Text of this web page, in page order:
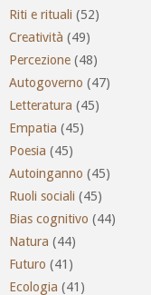
Riti e rituali (52)
Creatività (49)
Percezione (48)
Autogoverno (47)
Letteratura (45)
Empatia (45)
Poesia (45)
Autoinganno (45)
Ruoli sociali (45)
Bias cognitivo (44)
Natura (44)
Futuro (41)
Ecologia (41)